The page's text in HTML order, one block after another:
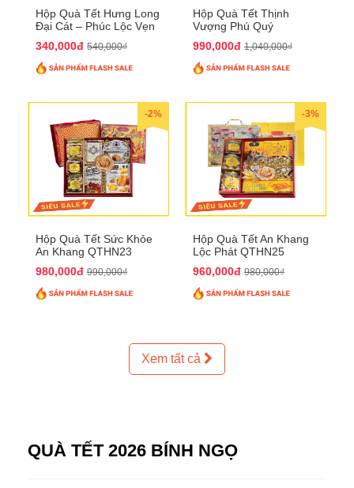
Hộp Quà Tết Hưng Long
Đại Cát – Phúc Lộc Vẹn
340,000đ 540,000₫
Hộp Quà Tết Thịnh
Vượng Phú Quý
990,000đ 1,040,000₫
-2%
Hộp Quà Tết Sức Khỏe
An Khang QTHN23
980,000đ 990,000₫
-3%
Hộp Quà Tết An Khang
Lộc Phát QTHN25
960,000đ 980,000₫
Xem tất cả
QUÀ TẾT 2026 BÍNH NGỌ